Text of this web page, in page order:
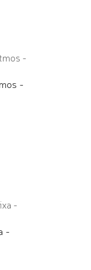
-
-